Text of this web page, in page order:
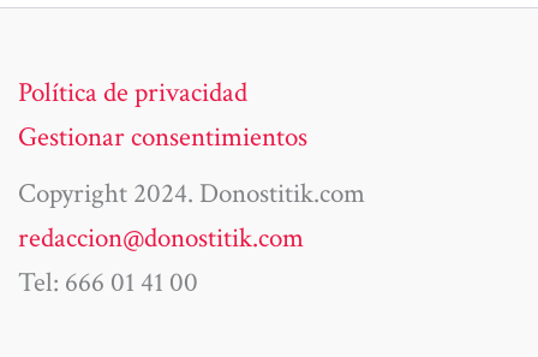
Política de privacidad
Gestionar consentimientos
Copyright 2024. Donostitik.com
redaccion@donostitik.com
Tel: 666 01 41 00